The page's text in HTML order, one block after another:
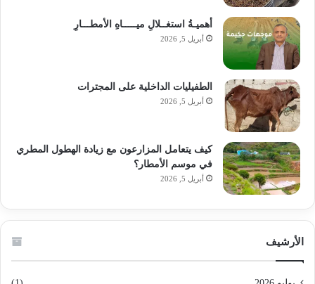
أهميـةُ استغــلالِ ميـــــاهِ الأمطـــارِ
أبريل 5, 2026
الطفيليات الداخلية على المجترات
أبريل 5, 2026
كيف يتعامل المزارعون مع زيادة الهطول المطري
في موسم الأمطار؟
أبريل 5, 2026
الأرشيف